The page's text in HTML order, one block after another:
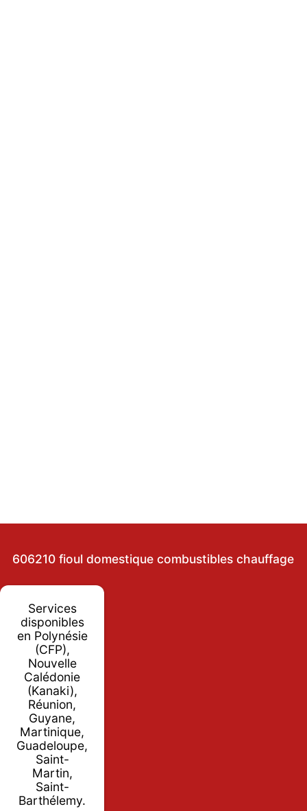
606210 fioul domestique combustibles chauffage
Services
disponibles
en Polynésie
(CFP),
Nouvelle
Calédonie
(Kanaki),
Réunion,
Guyane,
Martinique,
Guadeloupe,
Saint-
Martin,
Saint-
Barthélemy.